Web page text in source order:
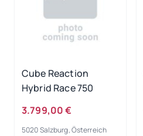
Cube Reaction
Hybrid Race 750
3.799,00 €
5020 Salzburg, Österreich